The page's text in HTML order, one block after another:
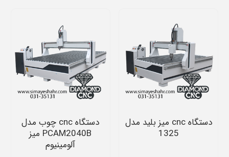
دستگاه cnc میز بلید مدل
1325
دستگاه cnc چوب مدل
PCAM2040B میز
آلومینیوم